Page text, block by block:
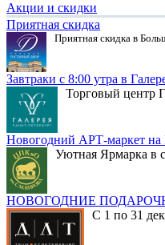
Акции и скидки
Приятная скидка
Приятная скидка в
Завтраки с 8:00 утра в
Торговый центр
Новогодний АРТ-маркет на
Уютная Ярмарка в
НОВОГОДНИЕ
С 1 по 31